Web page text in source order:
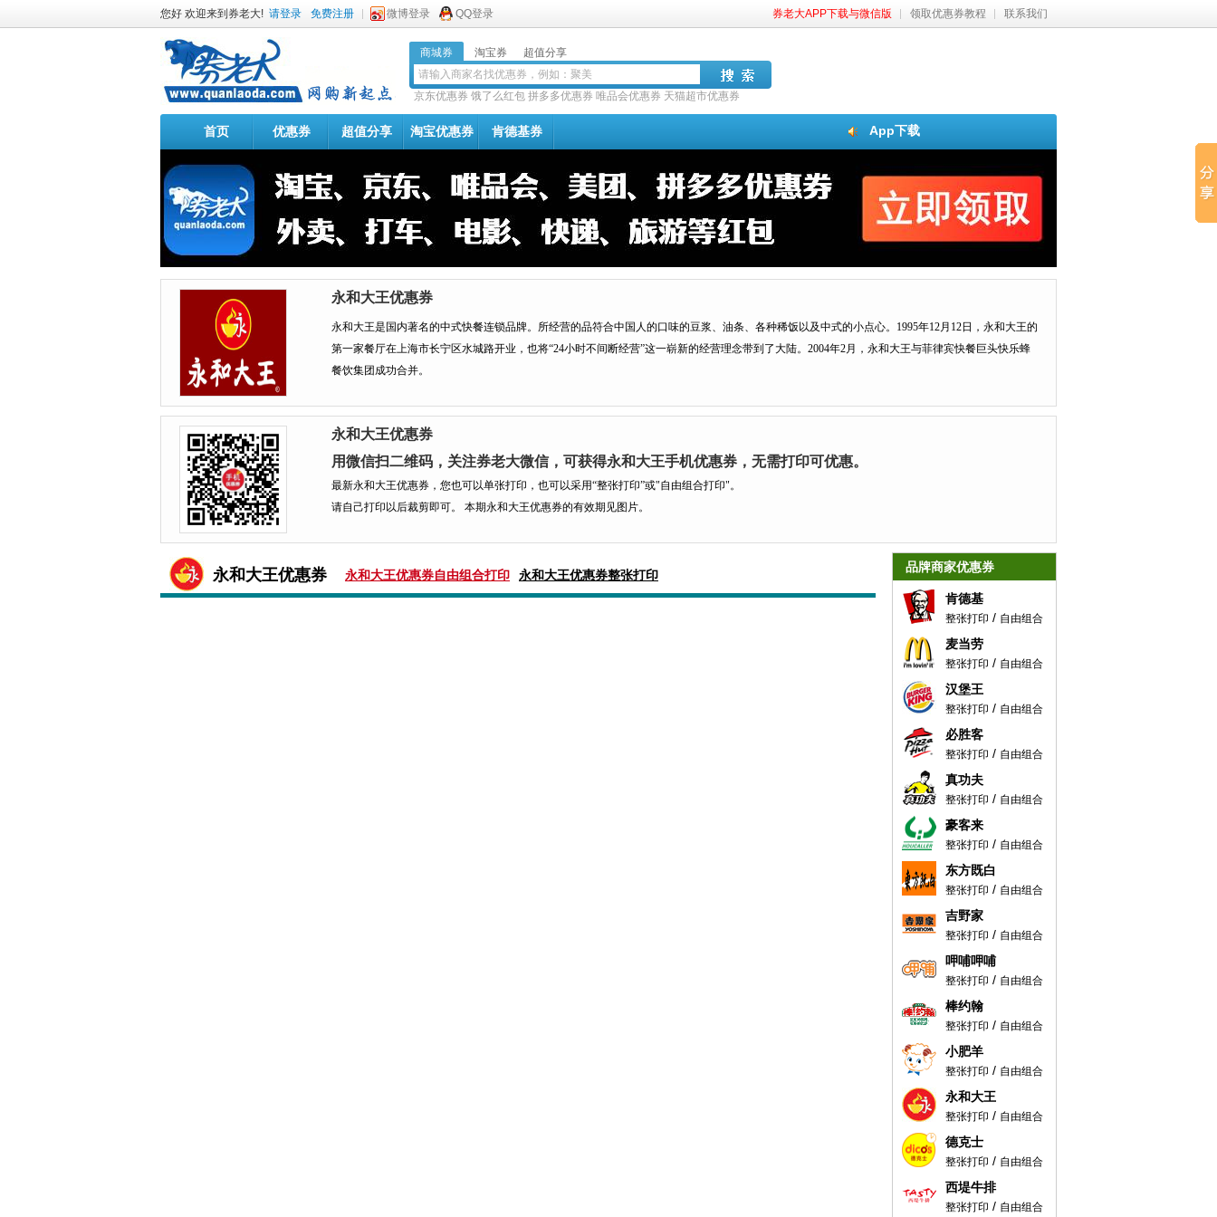
您好 欢迎来到券老大! 请登录 免费注册 微博登录 QQ登录 券老大APP下载与微信版 领取优惠券教程 联系我们
商城券 淘宝券 超值分享
京东优惠券 饿了么红包 拼多多优惠券 唯品会优惠券 天猫超市优惠券
App下载
首页 优惠券 超值分享 淘宝优惠券 肯德基券
永和大王优惠券
永和大王是国内著名的中式快餐连锁品牌。所经营的品符合中国人的口味的豆浆、油条、各种稀饭以及中式的小点心。1995年12月12日，永和大王的
第一家餐厅在上海市长宁区水城路开业，也将“24小时不间断经营”这一崭新的经营理念带到了大陆。2004年2月，永和大王与菲律宾快餐巨头快乐蜂
餐饮集团成功合并。
永和大王优惠券
用微信扫二维码，关注券老大微信，可获得永和大王手机优惠券，无需打印可优惠。
最新永和大王优惠券，您也可以单张打印，也可以采用“整张打印”或"自由组合打印"。
请自己打印以后裁剪即可。 本期永和大王优惠券的有效期见图片。
永和大王优惠券 永和大王优惠券自由组合打印 永和大王优惠券整张打印
品牌商家优惠券
肯德基
整张打印 / 自由组合
麦当劳
整张打印 / 自由组合
汉堡王
整张打印 / 自由组合
必胜客
整张打印 / 自由组合
真功夫
整张打印 / 自由组合
豪客来
整张打印 / 自由组合
东方既白
整张打印 / 自由组合
吉野家
整张打印 / 自由组合
呷哺呷哺
整张打印 / 自由组合
棒约翰
整张打印 / 自由组合
小肥羊
整张打印 / 自由组合
永和大王
整张打印 / 自由组合
德克士
整张打印 / 自由组合
西堤牛排
整张打印 / 自由组合